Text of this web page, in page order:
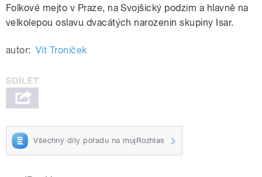
Folkové mejto v Praze, na Svojšický podzim a hlavně na
velkolepou oslavu dvacátých narozenin skupiny Isar.
autor: Vít Troníček
Všechny díly pořadu na mujRozhlas